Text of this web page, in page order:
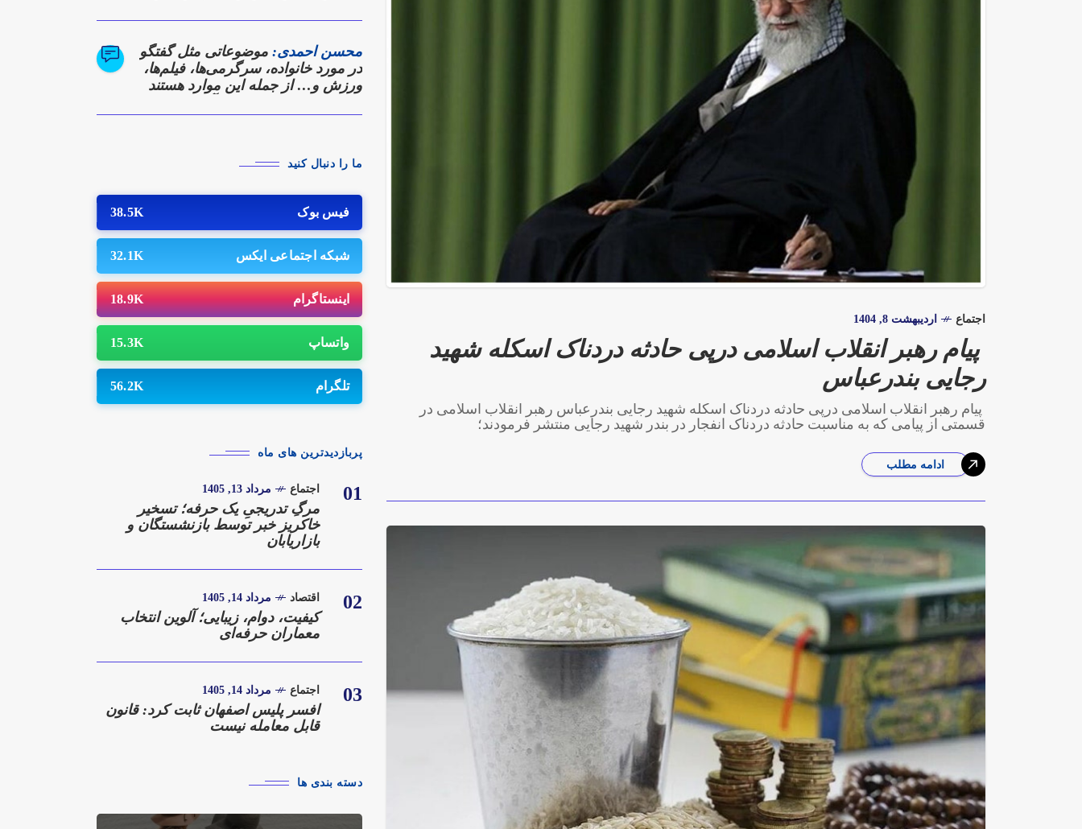
اجتماع اردیبهشت 8, 1404
پیام رهبر انقلاب اسلامی درپی حادثه دردناک اسکله شهید
رجایی بندرعباس
پیام رهبر انقلاب اسلامی درپی حادثه دردناک اسکله شهید رجایی بندرعباس رهبر انقلاب اسلامی در
قسمتی از پیامی که به مناسبت حادثه دردناک انفجار در بندر شهید رجایی منتشر فرمودند؛
ادامه مطلب
محسن احمدی: موضوعاتی مثل گفتگو
در مورد خانواده، سرگرمی‌ها، فیلم‌ها،
ورزش و… از جمله این موارد هستند
همگرایی را پیدا کرد.
ما را دنبال کنید
فیس بوک 38.5K
شبکه اجتماعی ایکس 32.1K
اینستاگرام 18.9K
واتساپ 15.3K
تلگرام 56.2K
پربازدیدترین های ماه
01 اجتماع مرداد 13, 1405
مرگِ تدریجیِ یک حرفه؛ تسخیر
خاکریز خبر توسط بازنشستگان و
بازاریابان
02 اقتصاد مرداد 14, 1405
کیفیت، دوام، زیبایی؛ آلوین انتخاب
معماران حرفه‌ای
03 اجتماع مرداد 14, 1405
افسر پلیس اصفهان ثابت کرد: قانون
قابل معامله نیست
دسته بندی ها